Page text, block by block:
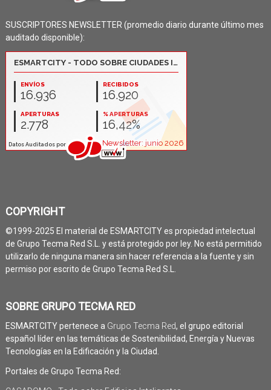
SUSCRIPTORES NEWSLETTER (promedio diario durante último mes
auditado disponible):
COPYRIGHT
©1999-2025 El material de ESMARTCITY es propiedad intelectual
de Grupo Tecma Red S.L. y está protegido por ley. No está permitido
utilizarlo de ninguna manera sin hacer referencia a la fuente y sin
permiso por escrito de Grupo Tecma Red S.L.
SOBRE GRUPO TECMA RED
ESMARTCITY pertenece a Grupo Tecma Red, el grupo editorial
español líder en las temáticas de Sostenibilidad, Energía y Nuevas
Tecnologías en la Edificación y la Ciudad.
Portales de Grupo Tecma Red: